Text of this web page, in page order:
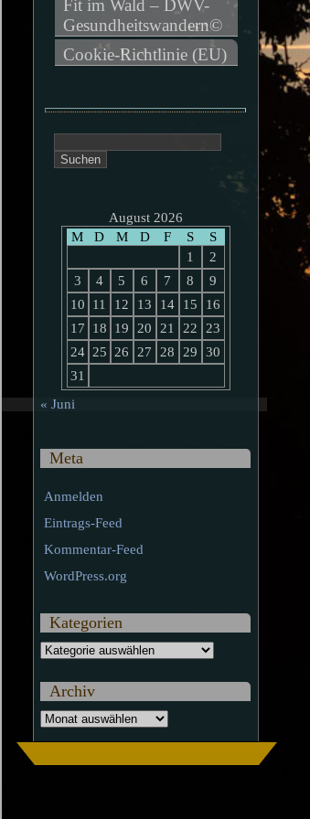
Fit im Wald – DWV-
Gesundheitswandern©
Cookie-Richtlinie (EU)
nach:
August 2026
M
D M D F S
S
1
2
3
4 5 6 7 8
9
10
11 12 13 14 15
16
17
18 19 20 21 22
23
24 25 26 27 28 29
30
31
« Juni
Meta
Anmelden
Eintrags-Feed
Kommentar-Feed
WordPress.org
Kategorien
Kategorien
Archiv
Archiv